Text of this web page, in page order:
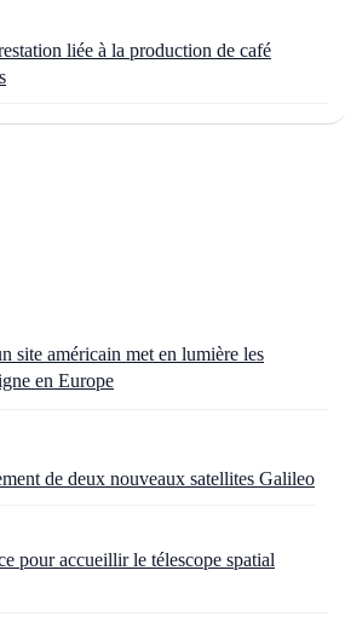
liée à la production de café
site américain met en lumière les
en Europe
de deux nouveaux satellites Galileo
pour accueillir le télescope spatial